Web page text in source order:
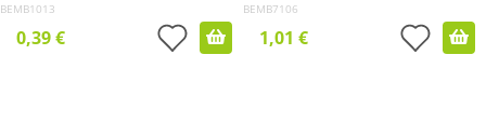
BEMB1013
0,39 €
BEMB7106
1,01 €